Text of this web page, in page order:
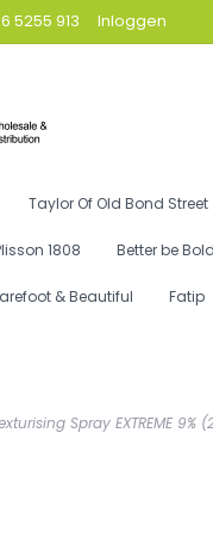
5255 913 Inloggen
Taylor Of Old Bond Street
1808 Better be Bold
& Beautiful Fatip
Spray EXTREME 9%